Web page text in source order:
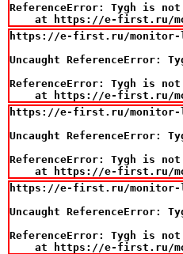
ReferenceError: Tygh is not
at https://e-first.ru/
https://e-first.ru/monitor-lcd-
Uncaught ReferenceError:
ReferenceError: Tygh is not
at https://e-first.ru/
https://e-first.ru/monitor-lcd-
Uncaught ReferenceError:
ReferenceError: Tygh is not
at https://e-first.ru/
https://e-first.ru/monitor-lcd-
Uncaught ReferenceError:
ReferenceError: Tygh is not
at https://e-first.ru/